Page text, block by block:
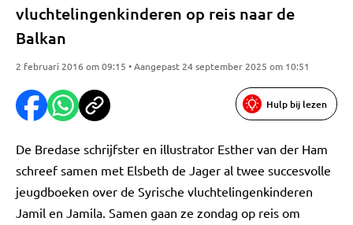
vluchtelingenkinderen op reis naar de
Balkan
2 februari 2016 om 09:15 • Aangepast 24 september 2025 om 10:51
Hulp bij lezen
De Bredase schrijfster en illustrator Esther van der Ham
schreef samen met Elsbeth de Jager al twee succesvolle
jeugdboeken over de Syrische vluchtelingenkinderen
Jamil en Jamila. Samen gaan ze zondag op reis om